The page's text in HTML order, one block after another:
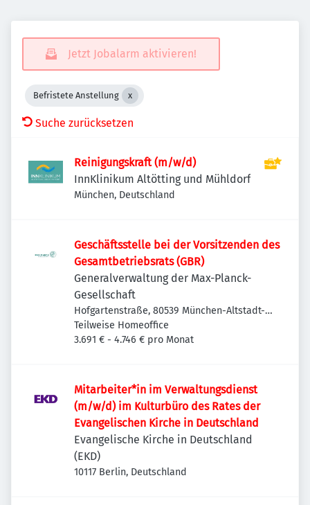
Jetzt Jobalarm aktivieren!
Befristete Anstellung
Suche zurücksetzen
Reinigungskraft (m/w/d)
InnKlinikum Altötting und Mühldorf
München, Deutschland
Geschäftsstelle bei der Vorsitzenden des
Gesamtbetriebsrats (GBR)
Generalverwaltung der Max-Planck-
Gesellschaft
Hofgartenstraße, 80539 München-Altstadt-
Lehel, Deutschland
Teilweise Homeoffice
3.691 € - 4.746 € pro Monat
Mitarbeiter*in im Verwaltungsdienst
(m/w/d) im Kulturbüro des Rates der
Evangelischen Kirche in Deutschland
Evangelische Kirche in Deutschland
(EKD)
10117 Berlin, Deutschland